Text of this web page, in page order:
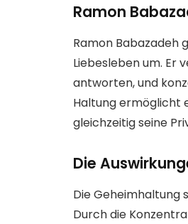
Ramon
Ramon Babazadeh
Liebesleben um. Er
antworten, und
Haltung ermöglicht
gleichzeitig seine
Die
Die Geheimhaltung
Durch die